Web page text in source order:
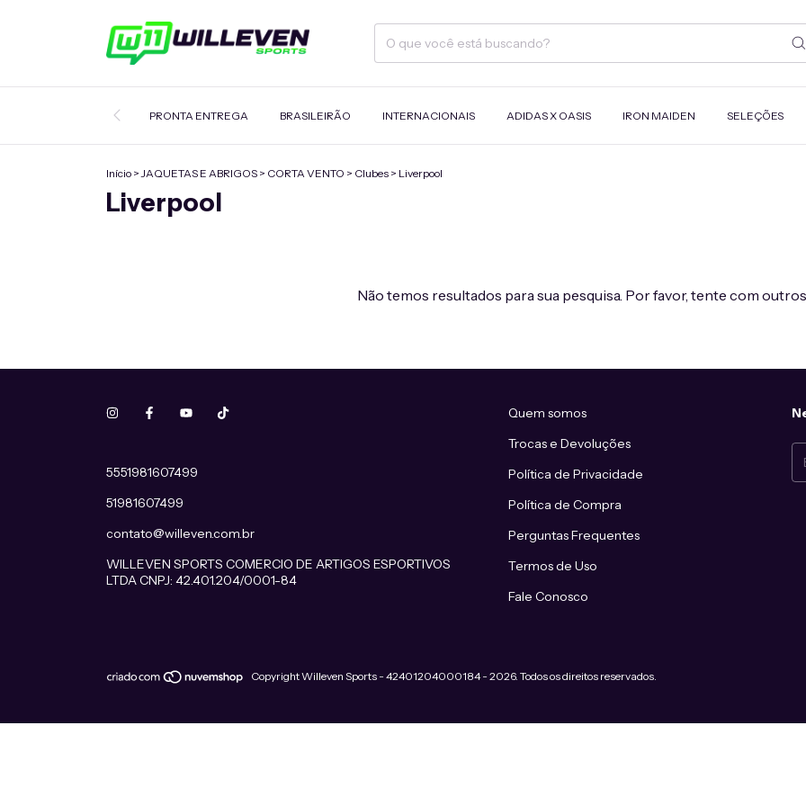
PRONTA ENTREGA BRASILEIRÃO INTERNACIONAIS ADIDAS X OASIS IRON MAIDEN SELEÇÕES
Início > JAQUETAS E ABRIGOS > CORTA VENTO > Clubes > Liverpool
Liverpool
Não temos resultados para sua pesquisa. Por favor, tente com
5551981607499
51981607499
contato@willeven.com.br
WILLEVEN SPORTS COMERCIO DE ARTIGOS ESPORTIVOS
LTDA CNPJ: 42.401.204/0001-84
Quem somos
Trocas e Devoluções
Política de Privacidade
Política de Compra
Perguntas Frequentes
Termos de Uso
Fale Conosco
Copyright Willeven Sports - 42401204000184 - 2026. Todos os direitos reservados.